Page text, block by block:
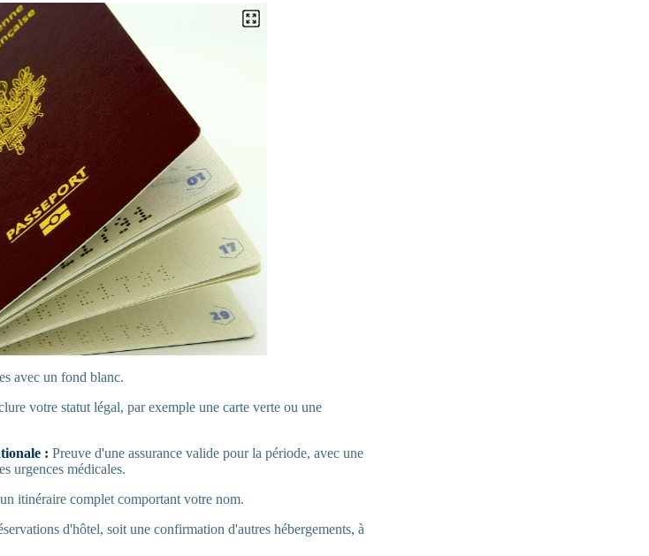
avec un fond blanc.
votre statut légal, par exemple une carte verte ou une
: Preuve d'une assurance valide pour la période, avec une
urgences médicales.
itinéraire complet comportant votre nom.
d'hôtel, soit une confirmation d'autres hébergements, à